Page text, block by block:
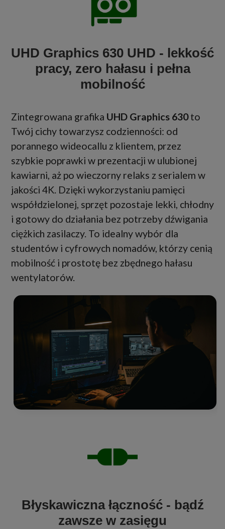
UHD Graphics 630 UHD - lekkość
pracy, zero hałasu i pełna
mobilność
Zintegrowana grafika UHD Graphics 630to
Twój cichy towarzysz codzienności: od
porannego wideocallu z klientem, przez
szybkie poprawki w prezentacji w ulubionej
kawiarni, aż po wieczorny relaks z serialem w
jakości 4K. Dzięki wykorzystaniu pamięci
współdzielonej, sprzęt pozostaje lekki, chłodny
i gotowy do działania bez potrzeby dźwigania
ciężkich zasilaczy. To idealny wybór dla
studentów i cyfrowych nomadów, którzy cenią
mobilność i prostotę bez zbędnego hałasu
wentylatorów.
Błyskawiczna łączność - bądź
zawsze w zasięgu